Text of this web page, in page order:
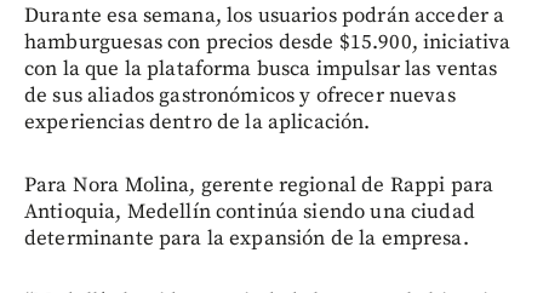
Durante esa semana, los usuarios podrán acceder a
hamburguesas con precios desde $15.900, iniciativa
con la que la plataforma busca impulsar las ventas
de sus aliados gastronómicos y ofrecer nuevas
experiencias dentro de la aplicación.
Para Nora Molina, gerente regional de Rappi para
Antioquia, Medellín continúa siendo una ciudad
determinante para la expansión de la empresa.